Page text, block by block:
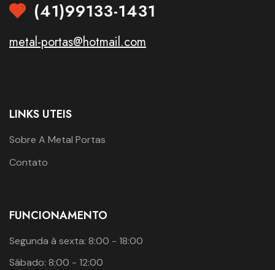
(41)99133-1431
metal-portas@hotmail.com
LINKS UTEIS
Sobre A Metal Portas
Contato
FUNCIONAMENTO
Segunda à sexta: 8:00 - 18:00
Sábado: 8:00 - 12:00